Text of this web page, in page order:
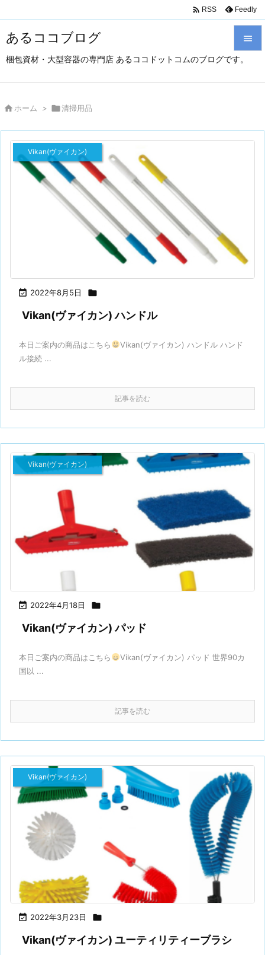
あるココブログ
梱包資材・大型容器の専門店 あるココドットコムのブログです。


 RSS Feedly
 ホーム > 清掃用品
 2022年8月5日 
Vikan(ヴァイカン)
Vikan(ヴァイカン) ハンドル
本日ご案内の商品はこちら
Vikan(ヴァイカン) ハンドル ハンド
ル接続 ...
記事を読む
 2022年4月18日 
Vikan(ヴァイカン)
Vikan(ヴァイカン) パッド
本日ご案内の商品はこちら
Vikan(ヴァイカン) パッド 世界90カ
国以 ...
記事を読む
 2022年3月23日 
Vikan(ヴァイカン)
Vikan(ヴァイカン) ユーティリティーブラシ